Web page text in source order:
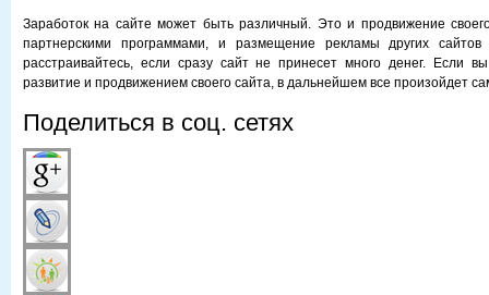
Заработок на сайте может быть различный. Это и продвижение
партнерскими программами, и размещение рекламы других
расстраивайтесь, если сразу сайт не принесет много денег. Если
развитие и продвижением своего сайта, в дальнейшем все произойдет
Поделиться в соц. сетях